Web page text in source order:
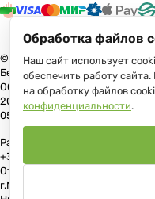
© 2026 Данко Бай:
Беларуси
ООО «Гранд Парк», юр.адрес:
204 В торговом реестре с 17
05.11.2008, Мингорисполком.
Рассмотрение обращений
+375 (29) 191-10-80, +375 (29)
Отдел торговли и услуг
г.Минска: тел. +375(17)215-
Обработка файлов
Наш сайт использует
обеспечить работу
на обработку файлов
конфиденциальности.